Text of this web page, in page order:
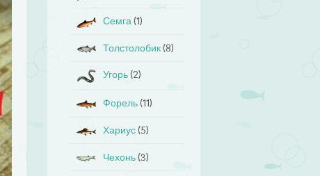
Семга (1)
Толстолобик (8)
Угорь (2)
Форель (11)
Хариус (5)
Чехонь (3)